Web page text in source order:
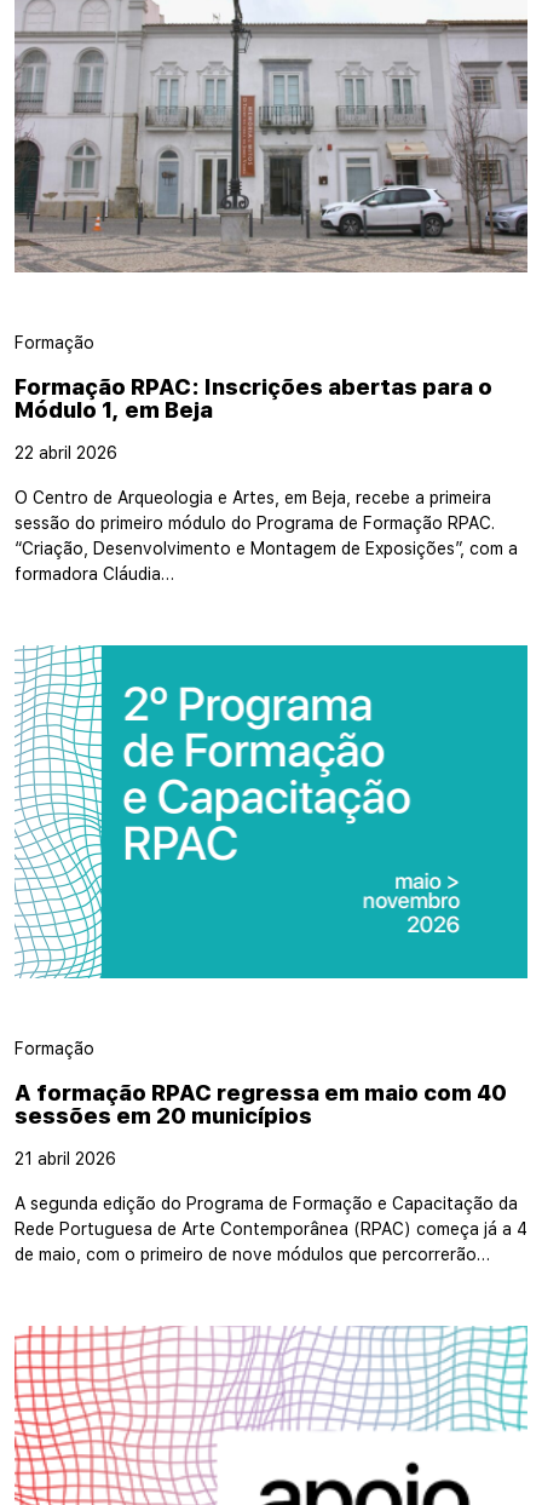
Formação
Formação RPAC: Inscrições abertas para o
Módulo 1, em Beja
22 abril 2026
O Centro de Arqueologia e Artes, em Beja, recebe a primeira
sessão do primeiro módulo do Programa de Formação RPAC.
“Criação, Desenvolvimento e Montagem de Exposições”, com a
formadora Cláudia…
Formação
A formação RPAC regressa em maio com 40
sessões em 20 municípios
21 abril 2026
A segunda edição do Programa de Formação e Capacitação da
Rede Portuguesa de Arte Contemporânea (RPAC) começa já a 4
de maio, com o primeiro de nove módulos que percorrerão…